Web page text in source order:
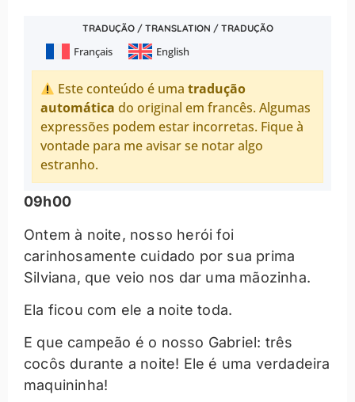
TRADUÇÃO / TRANSLATION / TRADUÇÃO
Français English
Este conteúdo é umatradução
automática do original em francês. Algumas
expressões podem estar incorretas. Fique à
vontade para me avisar se notar algo
estranho.
09h00
Ontem à noite, nosso herói foi
carinhosamente cuidado por sua prima
Silviana, que veio nos dar uma mãozinha.
Ela ficou com ele a noite toda.
E que campeão é o nosso Gabriel: três
cocôs durante a noite! Ele é uma verdadeira
maquininha!